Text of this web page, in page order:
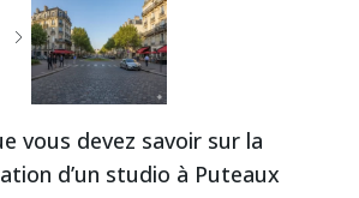
vous devez savoir sur la
d’un studio à Puteaux